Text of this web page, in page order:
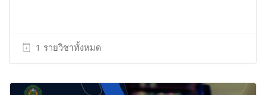
1 รายวิชาทั้งหมด